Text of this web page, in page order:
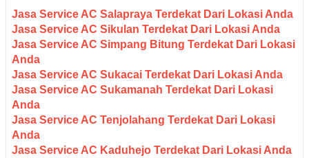
Jasa Service AC Salapraya Terdekat Dari Lokasi Anda
Jasa Service AC Sikulan Terdekat Dari Lokasi Anda
Jasa Service AC Simpang Bitung Terdekat Dari Lokasi
Anda
Jasa Service AC Sukacai Terdekat Dari Lokasi Anda
Jasa Service AC Sukamanah Terdekat Dari Lokasi
Anda
Jasa Service AC Tenjolahang Terdekat Dari Lokasi
Anda
Jasa Service AC Kaduhejo Terdekat Dari Lokasi Anda